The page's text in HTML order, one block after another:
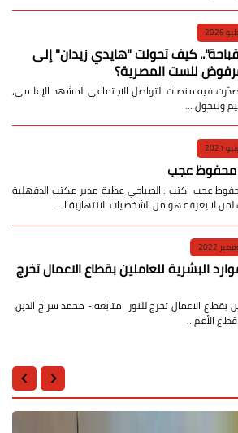
كيف تحولت "هايدي زيدان" إلى
للست المصرية؟
فيه منصات التواصل الاجتماعي المشهد الإعلامي،
وتتحول …
عجب
عجب كتب : الصباحي عطية مدير مكتب الدقهلية
يعرفه هو من الشخصيات الانتهازية ا…
البشرية للعاملين بقطاع الاعمال تخرج
بقطاع الاعمال تخرج للنور متابعه:- محمد سراج الدين
الأعم…